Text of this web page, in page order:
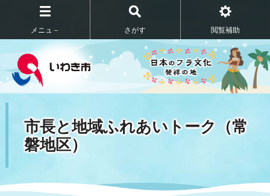
メニュ－ さがす 閲覧補助
市長と地域ふれあいトーク（常
磐地区）